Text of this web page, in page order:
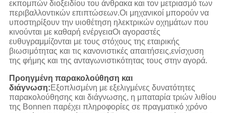
εκπομπών διοξειδίου του άνθρακα και τον μετριασμό των
περιβαλλοντικών επιπτώσεων.Οι μηχανικοί μπορούν να
υποστηρίξουν την υιοθέτηση ηλεκτρικών οχημάτων που
κινούνται με καθαρή ενέργειαΟι αγοραστές
ευθυγραμμίζονται με τους στόχους της εταιρικής
βιωσιμότητας και τις κανονιστικές απαιτήσεις,ενίσχυση
της φήμης και της ανταγωνιστικότητας τους στην αγορά.
Προηγμένη παρακολούθηση και
διάγνωση:Εξοπλισμένη με εξελιγμένες δυνατότητες
παρακολούθησης και διάγνωσης, η μπαταρία τριών λιθίου
της Bonnen παρέχει πληροφορίες σε πραγματικό χρόνο